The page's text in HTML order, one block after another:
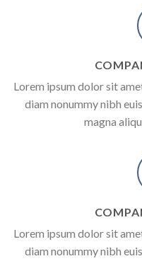
Lorem ipsum dolor sit
diam nonummy nibh
magna
Lorem ipsum dolor sit
diam nonummy nibh